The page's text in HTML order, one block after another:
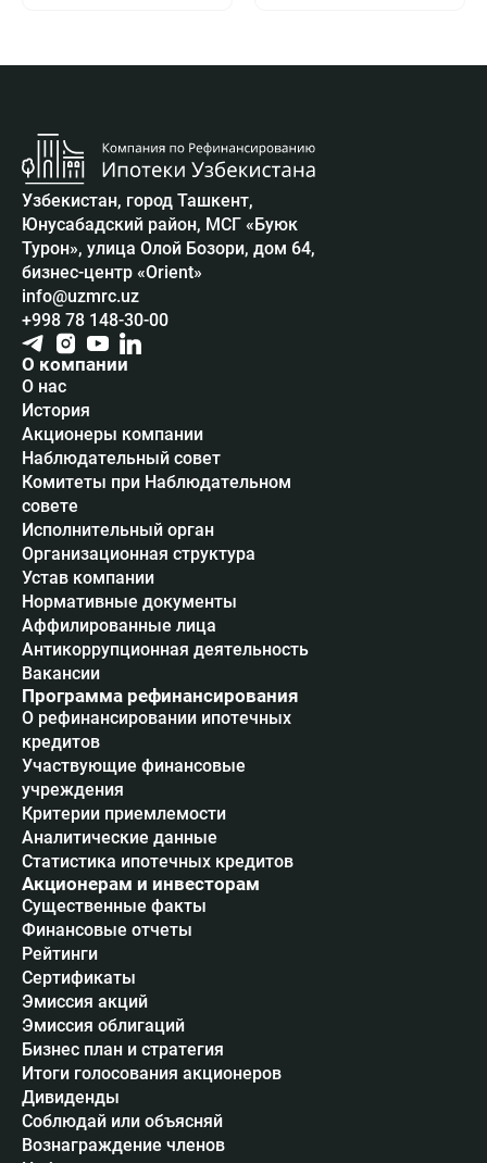
Узбекистан, город Ташкент,
Юнусабадский район, МСГ «Буюк
Турон», улица Олой Бозори, дом 64,
бизнес-центр «Orient»
info@uzmrc.uz
+998 78 148-30-00
О компании
О нас
История
Акционеры компании
Наблюдательный совет
Комитеты при Наблюдательном
совете
Исполнительный орган
Организационная структура
Устав компании
Нормативные документы
Аффилированные лица
Антикоррупционная деятельность
Вакансии
Программа рефинансирования
О рефинансировании ипотечных
кредитов
Участвующие финансовые
учреждения
Критерии приемлемости
Аналитические данные
Статистика ипотечных кредитов
Акционерам и инвесторам
Существенные факты
Финансовые отчеты
Рейтинги
Сертификаты
Эмиссия акций
Эмиссия облигаций
Бизнес план и стратегия
Итоги голосования акционеров
Дивиденды
Соблюдай или объясняй
Вознаграждение членов